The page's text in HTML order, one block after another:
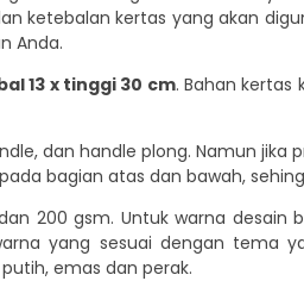
ketebalan kertas yang akan
Anda.
13 x tinggi 30 cm. Bahan kertas
dan handle plong. Namun jika
bagian atas dan bawah,
200 gsm. Untuk warna
yang sesuai dengan tema
emas dan perak.